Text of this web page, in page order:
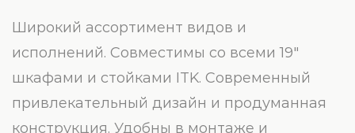
Широкий ассортимент видов и
исполнений. Совместимы со всеми 19″
шкафами и стойками ITK. Современный
привлекательный дизайн и продуманная
конструкция. Удобны в монтаже и